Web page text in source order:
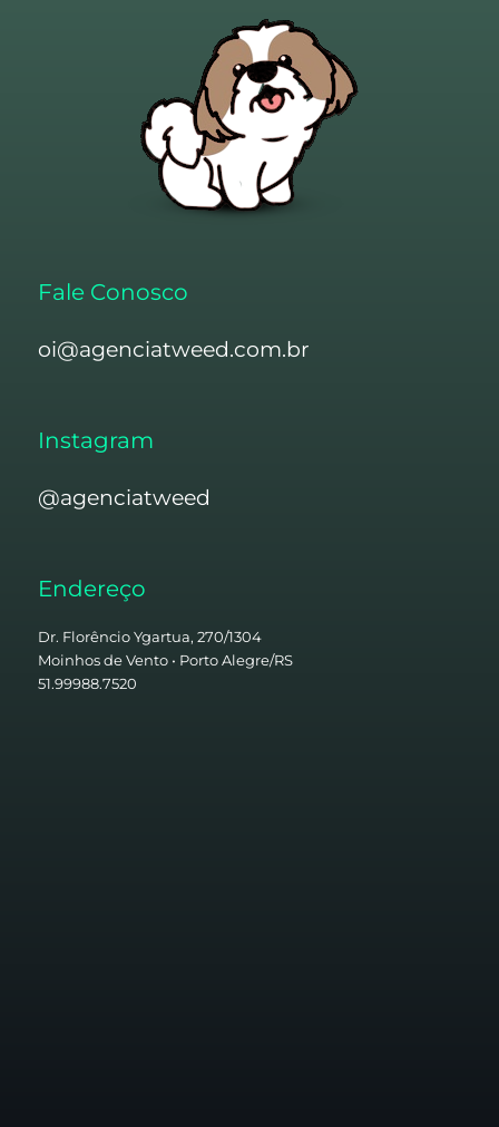
Fale Conosco
oi@agenciatweed.com.br
Instagram
@agenciatweed
Endereço
Dr. Florêncio Ygartua, 270/1304
Moinhos de Vento • Porto Alegre/RS
51.99988.7520